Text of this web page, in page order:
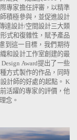
專家擔任評審，以精準
積極參與，並促進設計
達設計/空間設計三大類
式和復雜性，賦予產品
到這一目標，我們期待
和設計工作室創建的最
Award提出了一些
方式製作的作品，同時
計師的好處的起點。 K
活躍的專家的評價，他
念。